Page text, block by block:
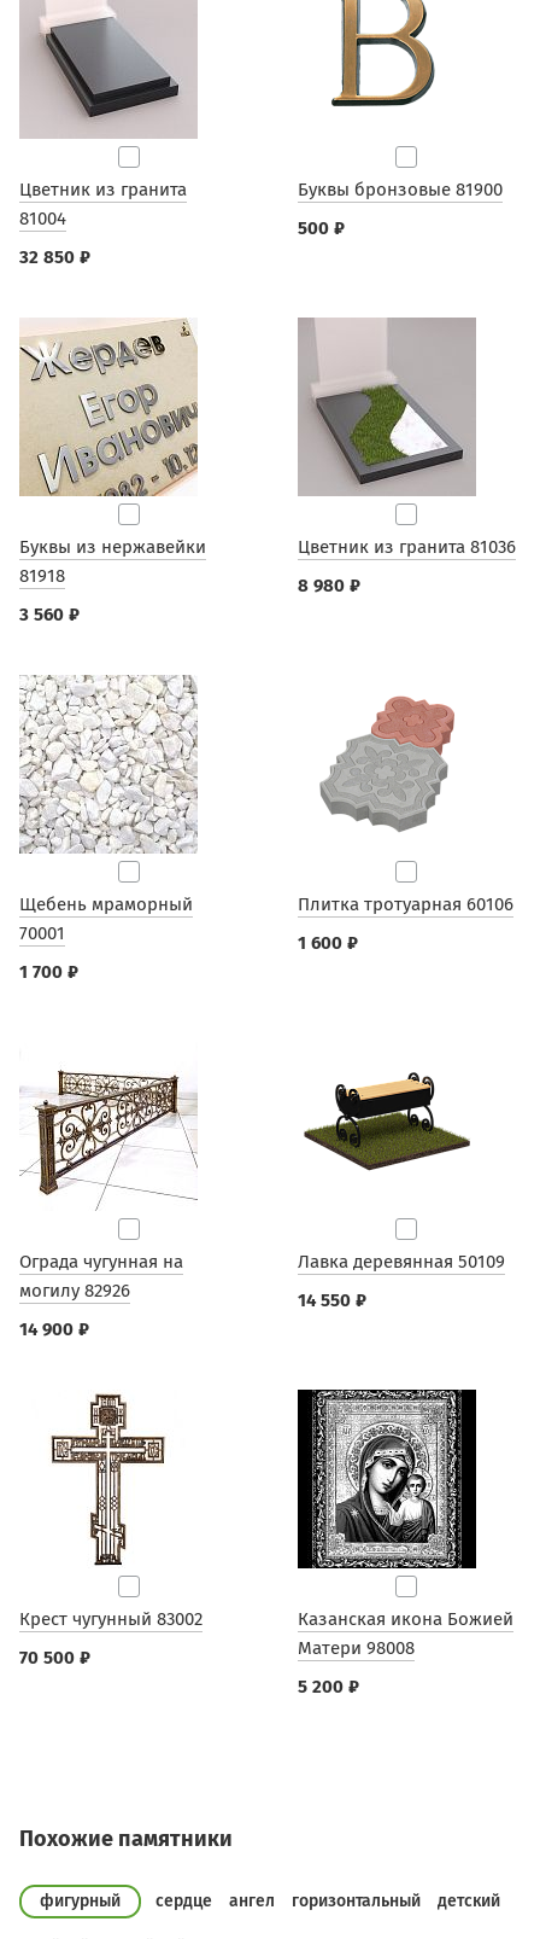
Цветник из гранита
81004
32 850 ₽
Буквы бронзовые 81900
500 ₽
Буквы из нержавейки
81918
3 560 ₽
Цветник из гранита 81036
8 980 ₽
Щебень мраморный
70001
1 700 ₽
Плитка тротуарная 60106
1 600 ₽
Ограда чугунная на
могилу 82926
14 900 ₽
Лавка деревянная 50109
14 550 ₽
Крест чугунный 83002
70 500 ₽
Казанская икона Божией
Матери 98008
5 200 ₽
Похожие памятники
фигурный сердце ангел горизонтальный детский